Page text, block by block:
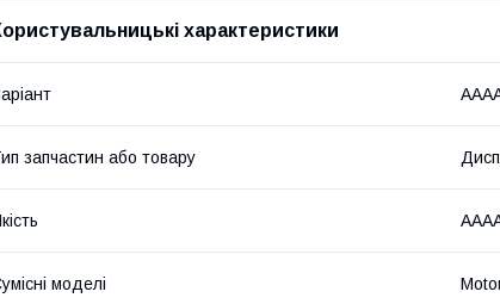
характеристики
запчастин або товару
моделі